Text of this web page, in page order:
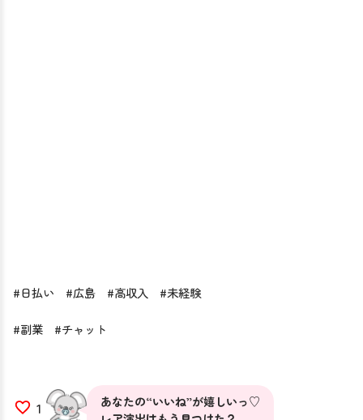
#日払い #広島 #高収入 #未経験
#副業 #チャット
1
あなたの“いいね”が嬉しいっ♡